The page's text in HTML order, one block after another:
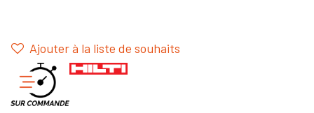
Ajouter à la liste de souhaits